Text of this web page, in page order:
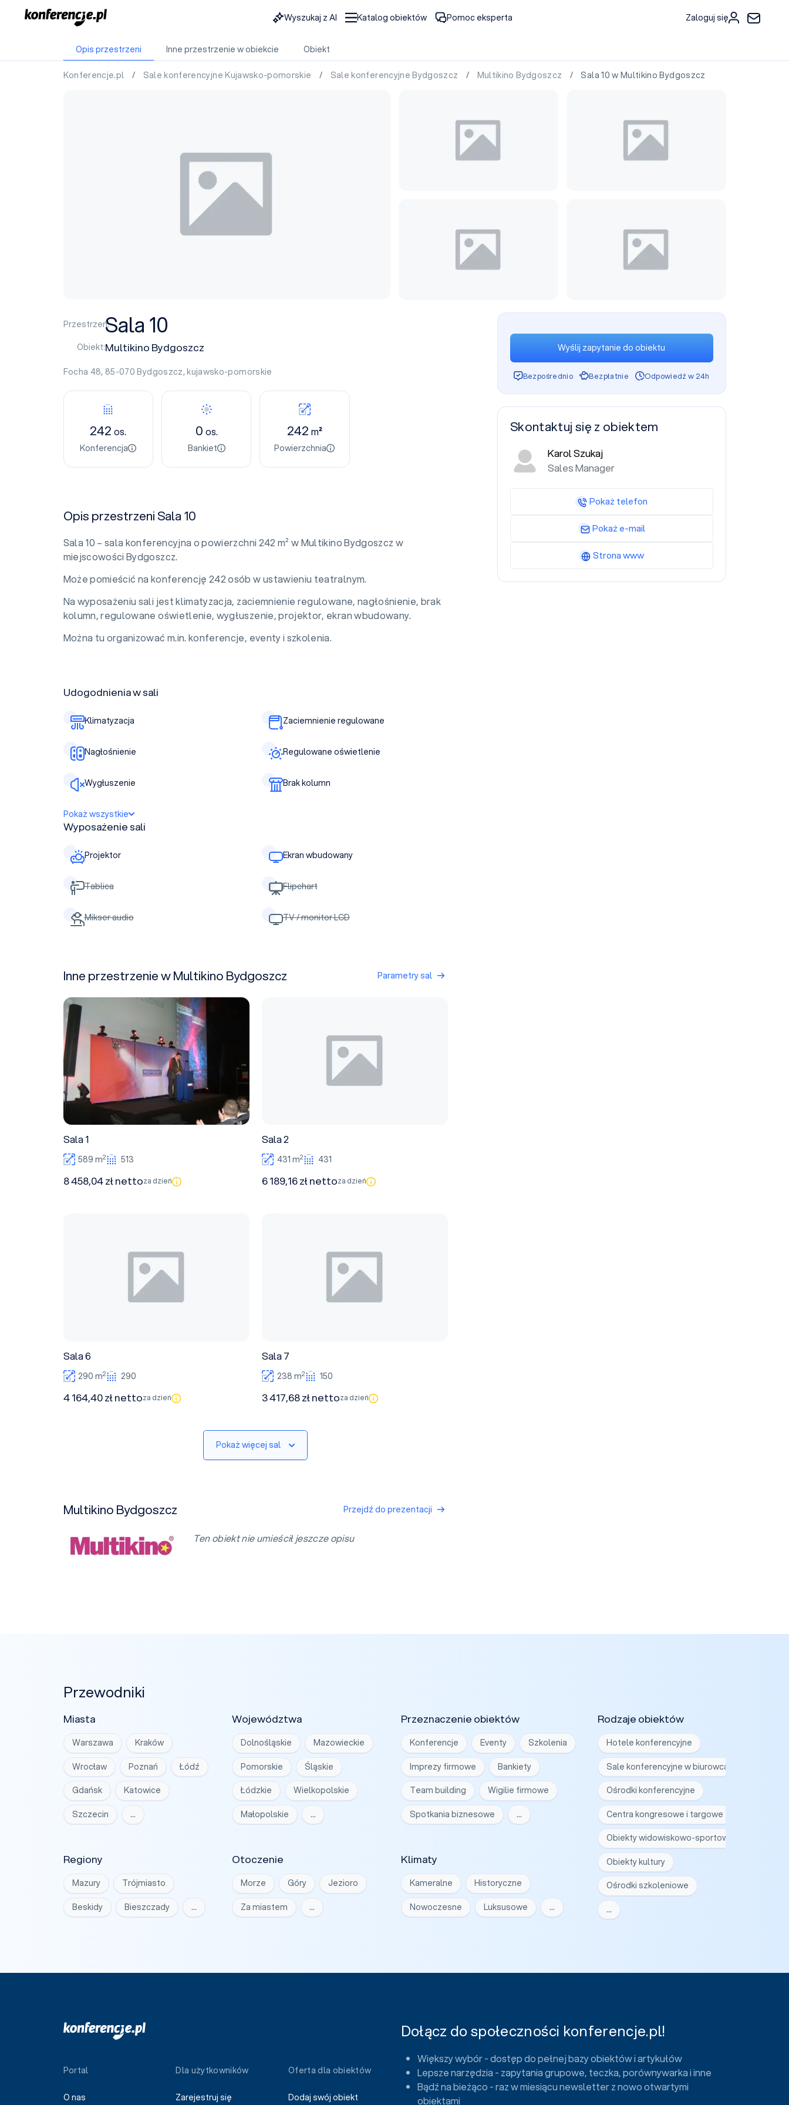
Wyszukaj z AI Katalog obiektów Pomoc eksperta Zaloguj się
Opis przestrzeni Inne przestrzenie w obiekcie Obiekt
Konferencje.pl / Sale konferencyjne Kujawsko-pomorskie / Sale konferencyjne Bydgoszcz / Multikino Bydgoszcz / Sala 10 w Multikino Bydgoszcz
Przestrzeń:Sala 10
Obiekt:Multikino Bydgoszcz
Focha 48, 85-070Bydgoszcz,kujawsko-pomorskie
242os.
Konferencja
0 os.
Bankiet
242 m²
Powierzchnia
Opis przestrzeni Sala 10
Sala 10 – sala konferencyjna o powierzchni 242 m² w Multikino Bydgoszcz w
miejscowości Bydgoszcz.
Może pomieścić na konferencję 242 osób w ustawieniu teatralnym.
Na wyposażeniu sali jest klimatyzacja, zaciemnienie regulowane, nagłośnienie, brak
kolumn, regulowane oświetlenie, wygłuszenie, projektor, ekran wbudowany.
Można tu organizować m.in. konferencje, eventy i szkolenia.
Udogodnienia w sali
Klimatyzacja Zaciemnienie regulowane
Nagłośnienie Regulowane oświetlenie
Wygłuszenie Brak kolumn
Pokaż wszystkie
Wyposażenie sali
Projektor Ekran wbudowany
Tablica Flipchart
Mikser audio TV / monitor LCD
Inne przestrzenie w Multikino Bydgoszcz Parametry sal
Sala 1
Sala 1
589 m2 513
8 458,04 zł nettoza dzień
Sala 2
431 m2 431
6 189,16 zł nettoza dzień
Sala 6
290 m2 290
4 164,40 zł nettoza dzień
Sala 7
238 m2 150
3 417,68 zł nettoza dzień
Pokaż więcej sal
Multikino Bydgoszcz Przejdź do prezentacji
Ten obiekt nie umieścił jeszcze opisu
Wyślij zapytanie do obiektu
Bezpośrednio Bezpłatnie Odpowiedź w 24h
Skontaktuj się z obiektem
Karol Szukaj
Sales Manager
Pokaż telefon
Pokaż e-mail
Strona www
Przewodniki
Miasta
Warszawa Kraków
Wrocław Poznań Łódź
Gdańsk Katowice
Szczecin …
Województwa
Dolnośląskie Mazowieckie
Pomorskie Śląskie
Łódzkie Wielkopolskie
Małopolskie …
Regiony
Mazury Trójmiasto
Beskidy Bieszczady …
Otoczenie
Morze Góry Jezioro
Za miastem …
Klimaty
Kameralne Historyczne
Nowoczesne Luksusowe …
Przeznaczenie obiektów
Konferencje Eventy Szkolenia
Imprezy firmowe Bankiety
Team building Wigilie firmowe
Spotkania biznesowe …
Rodzaje obiektów
Hotele konferencyjne
Sale konferencyjne w biurowcach
Ośrodki konferencyjne
Centra kongresowe i targowe
Obiekty widowiskowo-sportowe
Obiekty kultury
Ośrodki szkoleniowe
…
Portal
O nas
Dla użytkowników
Zarejestruj się
Oferta dla obiektów
Dodaj swój obiekt
Dołącz do społeczności konferencje.pl!
Większy wybór - dostęp do pełnej bazy obiektów i artykułów
Lepsze narzędzia - zapytania grupowe, teczka, porównywarka i inne
Bądź na bieżąco - raz w miesiącu newsletter z nowo otwartymi
obiektami